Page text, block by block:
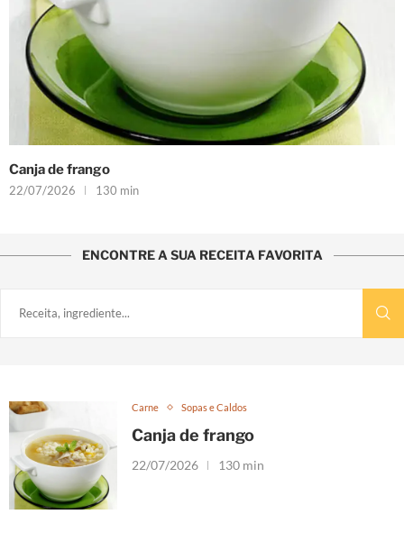
Canja de frango
22/07/2026 130 min
ENCONTRE A SUA RECEITA FAVORITA
Carne Sopas e Caldos
Canja de frango
22/07/2026 130 min